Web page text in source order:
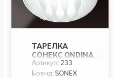
ТАРЕЛКА
СОНЕКС ONDINA
233
Артикул: 233
Бренд:SONEX